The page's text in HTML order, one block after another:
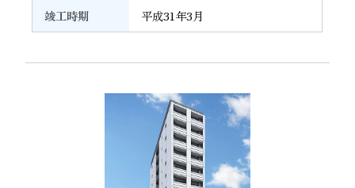
竣工時期
平成31年3月